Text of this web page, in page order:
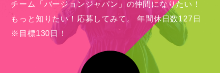
チーム「バージョンジャパン」の仲間になりたい！
もっと知りたい！応募してみて。
年間休日数127日
※目標130日！